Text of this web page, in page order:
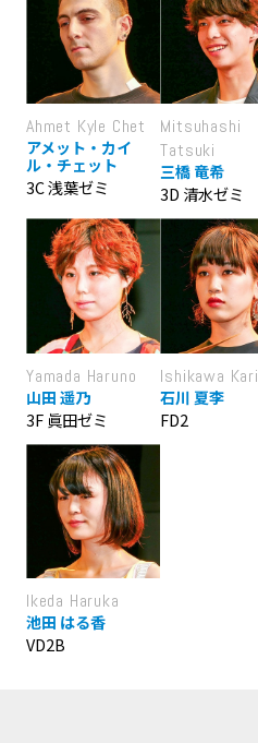
Ahmet Kyle Chet
アメット・カイ
ル・チェット
3C 浅葉ゼミ
Mitsuhashi
Tatsuki
三橋 竜希
3D 清水ゼミ
Yamada Haruno
山田 遥乃
3F 眞田ゼミ
Ishikawa Kari
石川 夏李
FD2
Ikeda Haruka
池田 はる香
VD2B